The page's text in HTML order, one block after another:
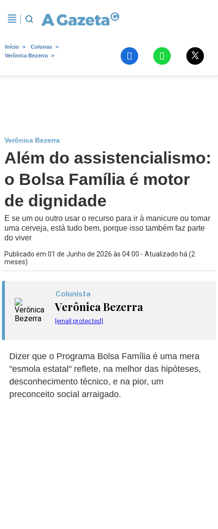
Início
Colunas
Verônica Bezerra
Verônica Bezerra
Além do assistencialismo:
o Bolsa Família é motor
de dignidade
E se um ou outro usar o recurso para ir à manicure ou tomar
uma cerveja, está tudo bem, porque isso também faz parte
do viver
Publicado em 01 de Junho de 2026 às 04:00 - Atualizado há (2
meses)
Colunista
Verônica Bezerra
[email protected]
Dizer que o Programa Bolsa Família é uma mera
"esmola estatal" reflete, na melhor das hipóteses,
desconhecimento técnico, e na pior, um
preconceito social arraigado.